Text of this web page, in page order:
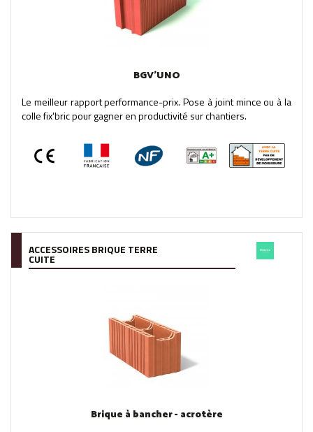
BGV'UNO
Le meilleur rapport performance-prix. Pose à joint mince ou à la
colle fix'bric pour gagner en productivité sur chantiers.
ACCESSOIRES BRIQUE TERRE
CUITE
Brique à bancher - acrotère